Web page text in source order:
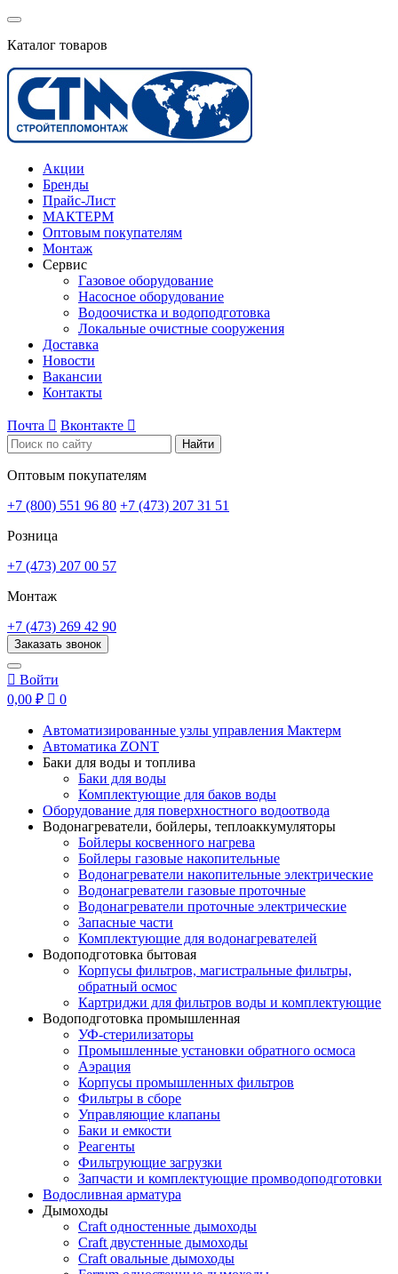
Каталог товаров
Акции
Бренды
Прайс-Лист
МАКТЕРМ
Оптовым покупателям
Монтаж
Сервис
Газовое оборудование
Насосное оборудование
Водоочистка и водоподготовка
Локальные очистные сооружения
Доставка
Новости
Вакансии
Контакты
Почта  Вконтакте 
Найти
Оптовым покупателям
+7 (800) 551 96 80 +7 (473) 207 31 51
Розница
+7 (473) 207 00 57
Монтаж
+7 (473) 269 42 90
Заказать звонок
 Войти
0,00 ₽  0
Автоматизированные узлы управления Мактерм
Автоматика ZONT
Баки для воды и топлива
Баки для воды
Комплектующие для баков воды
Оборудование для поверхностного водоотвода
Водонагреватели, бойлеры, теплоаккумуляторы
Бойлеры косвенного нагрева
Бойлеры газовые накопительные
Водонагреватели накопительные электрические
Водонагреватели газовые проточные
Водонагреватели проточные электрические
Запасные части
Комплектующие для водонагревателей
Водоподготовка бытовая
Корпусы фильтров, магистральные фильтры,
обратный осмос
Картриджи для фильтров воды и комплектующие
Водоподготовка промышленная
УФ-стерилизаторы
Промышленные установки обратного осмоса
Аэрация
Корпусы промышленных фильтров
Фильтры в сборе
Управляющие клапаны
Баки и емкости
Реагенты
Фильтрующие загрузки
Запчасти и комплектующие промводоподготовки
Водосливная арматура
Дымоходы
Craft одностенные дымоходы
Craft двустенные дымоходы
Craft овальные дымоходы